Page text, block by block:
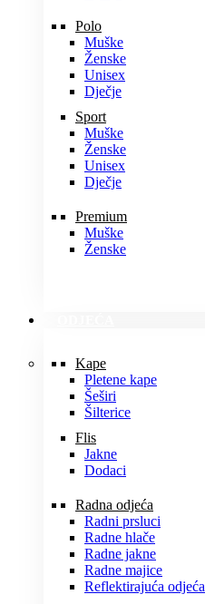
Polo
Muške
Ženske
Unisex
Dječje
Sport
Muške
Ženske
Unisex
Dječje
Premium
Muške
Ženske
Kape
Pletene kape
Šeširi
Šilterice
Flis
Jakne
Dodaci
Radna odjeća
Radni prsluci
Radne hlače
Radne jakne
Radne majice
Reflektirajuća odjeća